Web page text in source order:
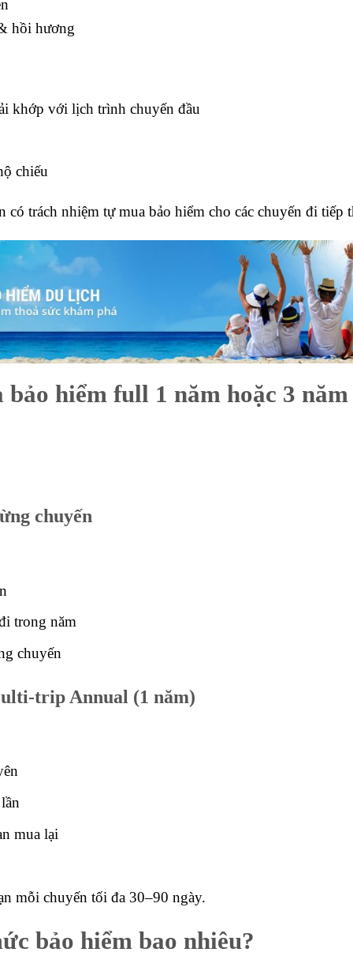
hồi hương
khớp với lịch trình chuyến đầu
chiếu
có trách nhiệm tự mua bảo hiểm cho các chuyến đi tiếp
hiểm full 1 năm hoặc 3
chuyến
trong năm
chuyến
trip Annual (1 năm)
mua lại
mỗi chuyến tối đa 30–90 ngày.
bảo hiểm bao nhiêu?